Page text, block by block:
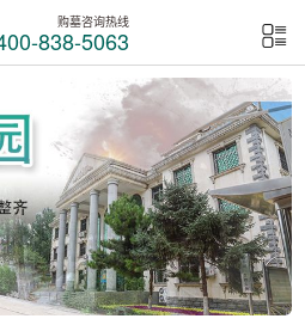
购墓咨询热线
838-5063